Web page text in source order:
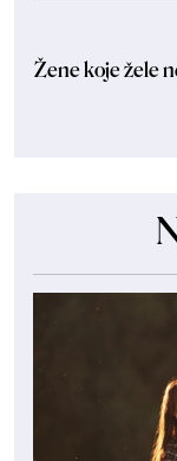
Žene koje žele